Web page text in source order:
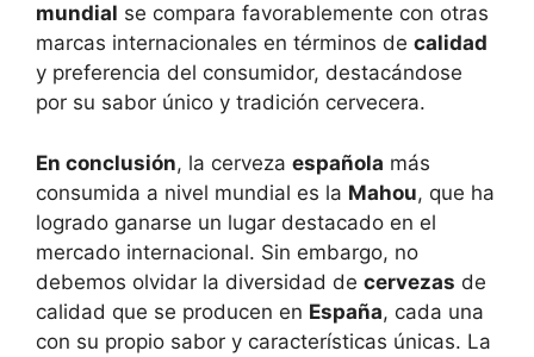
mundial se compara favorablemente con otras
marcas internacionales en términos de calidad
y preferencia del consumidor, destacándose
por su sabor único y tradición cervecera.
En conclusión, la cerveza española más
consumida a nivel mundial es la Mahou, que ha
logrado ganarse un lugar destacado en el
mercado internacional. Sin embargo, no
debemos olvidar la diversidad de cervezas de
calidad que se producen en España, cada una
con su propio sabor y características únicas. La